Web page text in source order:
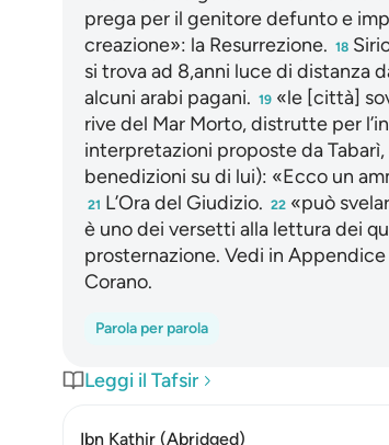
prega per il genitore defunto e
creazione»: la Resurrezione. 18
si trova ad 8,anni luce di distanza
alcuni arabi pagani. 19 «le [città]
rive del Mar Morto, distrutte per
interpretazioni proposte da Tabarì,
benedizioni su di lui): «Ecco un
21 L’Ora del Giudizio. 22 «può
è uno dei versetti alla lettura dei
prosternazione. Vedi in Appendice
Corano.
Parola per parola
Leggi il Tafsir
Ibn Kathir (Abridged)